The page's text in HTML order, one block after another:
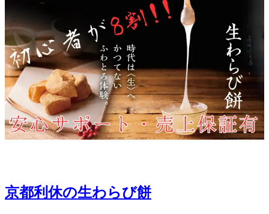
京都利休の生わらび餅